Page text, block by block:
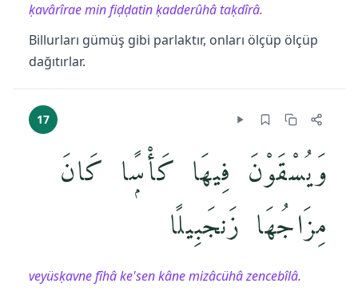
ḳavârîrae min fiḍḍatin ḳadderûhâ taḳdîrâ.
Billurları gümüş gibi parlaktır, onları ölçüp ölçüp
dağıtırlar.
17
وَيُسْقَوْنَ فِيهَا كَأْسًۭا كَانَ
مِزَاجُهَا زَنجَبِيلًا
veyüsḳavne fîhâ ke'sen kâne mizâcühâ zencebîlâ.